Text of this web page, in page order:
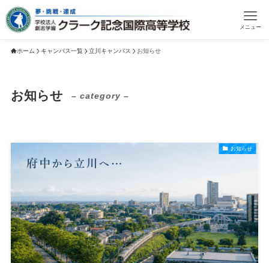
メニュー
ホーム キャンパス一覧 立川キャンパス お知らせ
お知らせ – category –
お知らせ